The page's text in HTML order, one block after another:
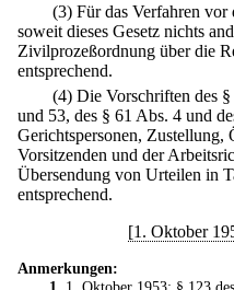
(3) Für das Verfahren vor
soweit dieses Gesetz nichts
Zivilprozeßordnung über die
entsprechend.
(4) Die Vorschriften des
und 53, des § 61 Abs. 4 und
Gerichtspersonen, Zustellung,
Vorsitzenden und der
Übersendung von Urteilen in
entsprechend.
[1. Oktober
Anmerkungen: